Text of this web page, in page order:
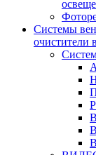
Системы
очистители